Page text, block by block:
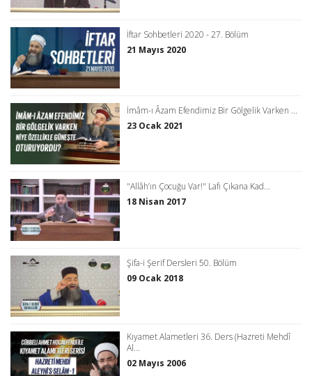
İftar Sohbetleri 2020 - 27. Bölüm
21 Mayıs 2020
İmâm-ı Âzam Efendimiz Bir Gölgelik Varken ...
23 Ocak 2021
"Allâh’ın Çocuğu Var!" Lafı Çıkana Kad...
18 Nisan 2017
Şifa-i Şerif Dersleri 50. Bölüm
09 Ocak 2018
Kıyamet Alametleri 36. Ders (Hazreti Mehdî
Al...
02 Mayıs 2006